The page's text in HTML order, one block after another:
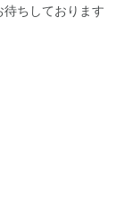
ちしております